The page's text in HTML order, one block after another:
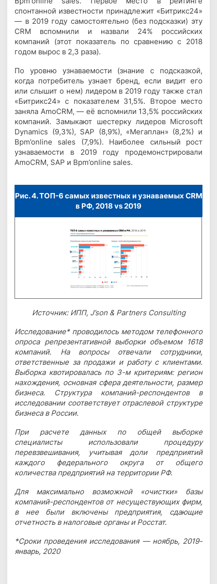
спонтанной известности принадлежит «Битрикс24»
— в 2019 году самостоятельно (без подсказки) эту
CRM вспомнили и назвали 24% российских
компаний (этот показатель по сравнению с 2018
годом вырос в 2,3 раза).
По уровню узнаваемости (знание с подсказкой,
когда потребитель узнает бренд, если видит его
или слышит о нем) лидером в 2019 году также стал
«Битрикс24» с показателем 31,5%. Второе место
заняла AmoCRM, — её вспомнили 13,5% российских
компаний. Замыкают шестерку лидеров Microsoft
Dynamics (9,3%), SAP (8,9%), «Мегаплан» (8,2%) и
Bpm’online sales (7,9%). Наиболее сильный рост
узнаваемости в 2019 году продемонстрировали
AmoCRM, SAP и Bpm’online sales.
Рис. 4. ТОП-6 самых известных и узнаваемых CRM
в РФ, 2018 vs 2019
Источник: ИПП, J’son & Partners Consulting
Исследование* проводилось методом телефонного
опроса репрезентативной выборки объемом 1618
компаний. На вопросы отвечали сотрудники,
ответственные за продажи и работу с клиентами.
Выборка квотировалась по 3-м критериям: регион
нахождения, основная сфера деятельности, размер
бизнеса. Структура компаний-респондентов в
исследовании соответствует отраслевой структуре
бизнеса в России.
При расчете данных по общей выборке
специалисты использовали процедуру
перевзвешивания, учитывая доли предприятий
каждого федерального округа от общего
количества предприятий на территории РФ.
Для максимально возможной «очистки» базы
компаний-респондентов от несуществующих фирм,
в нее были включены предприятия, сдающие
отчетность в налоговые органы и Росстат.
*Сроки проведения исследования — ноябрь, 2019-
январь, 2020